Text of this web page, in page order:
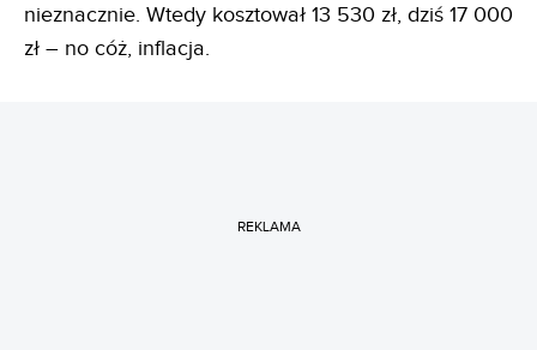
nieznacznie. Wtedy kosztował 13 530 zł, dziś 17 000
zł – no cóż, inflacja.
REKLAMA